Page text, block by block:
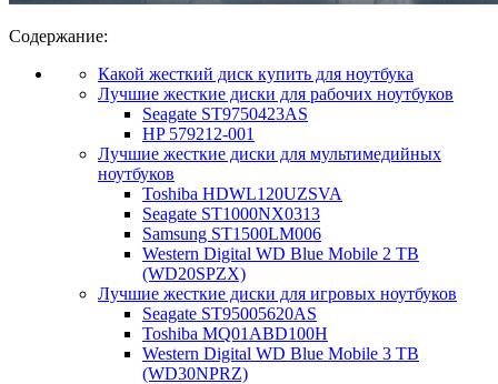
Содержание:
Какой жесткий диск купить для ноутбука
Лучшие жесткие диски для рабочих ноутбуков
Seagate ST9750423AS
HP 579212-001
Лучшие жесткие диски для мультимедийных
ноутбуков
Toshiba HDWL120UZSVA
Seagate ST1000NX0313
Samsung ST1500LM006
Western Digital WD Blue Mobile 2 TB
(WD20SPZX)
Лучшие жесткие диски для игровых ноутбуков
Seagate ST95005620AS
Toshiba MQ01ABD100H
Western Digital WD Blue Mobile 3 TB
(WD30NPRZ)